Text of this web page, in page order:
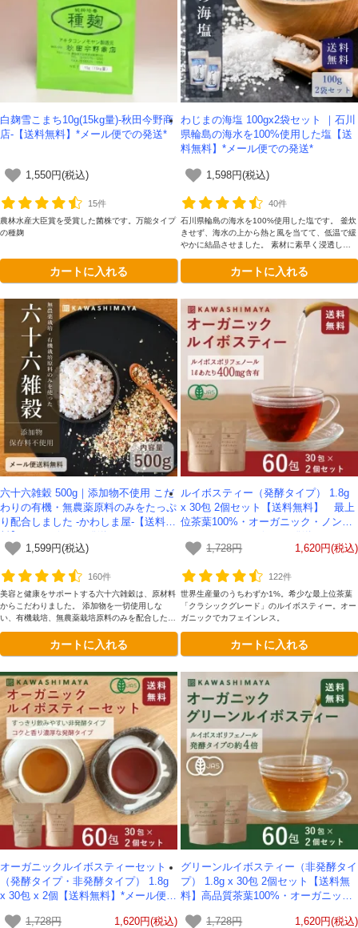
白麹雪こまち10g(15kg量)-秋田今野商
店-【送料無料】*メール便での発送*
1,550円(税込)
15件
農林水産大臣賞を受賞した菌株です。万能タイプ
の種麹
カートに入れる
わじまの海塩 100gx2袋セット ｜石川
県輪島の海水を100%使用した塩【送
料無料】*メール便での発送*
1,598円(税込)
40件
石川県輪島の海水を100%使用した塩です。 釜炊
きせず、海水の上から熱と風を当てて、低温で緩
やかに結晶させました。 素材に素早く浸透し
カートに入れる
六十六雑穀 500g｜添加物不使用 こだ
わりの有機・無農薬原料のみをたっぷ
り配合しました -かわしま屋-【送料無
1,599円(税込)
160件
美容と健康をサポートする六十六雑穀は、原材料
からこだわりました。 添加物を一切使用しな
い、有機栽培、無農薬栽培原料のみを配合した安
カートに入れる
ルイボスティー（発酵タイプ） 1.8g
x 30包 2個セット【送料無料】 最上
位茶葉100%・オーガニック・ノンカ
1,728円
1,620円(税込)
122件
世界生産量のうちわずか1%。希少な最上位茶葉
「クラシックグレード」のルイボスティー。オー
ガニックでカフェインレス。
カートに入れる
オーガニックルイボスティーセット
（発酵タイプ・非発酵タイプ） 1.8g
x 30包 x 2個【送料無料】*メール便で
1,728円
1,620円(税込)
グリーンルイボスティー（非発酵タイ
プ） 1.8g x 30包 2個セット【送料無
料】高品質茶葉100%・オーガニッ
送*
1,728円 1,620円(税込)